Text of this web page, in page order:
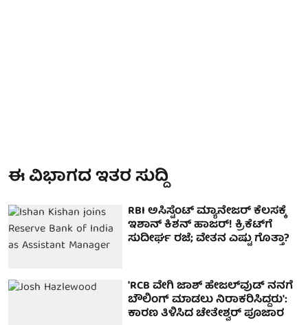
ಈ ವಿಭಾಗದ ಇತರ ಸುದ್ದಿ
RBI ಅಸಿಸ್ಟೆಂಟ್ ಮ್ಯಾನೇಜರ್ ಕೆಲಸಕ್ಕೆ
ಇಶಾನ್ ಕಿಶನ್ ಹಾಜರ್! ಕ್ರಿಕೆಟ್​​ಗೆ
ಸುದೀರ್ಘ ರಜೆ; ವೇತನ ಎಷ್ಟು ಗೊತ್ತಾ?
'RCB ವೇಗಿ ಜಾಶ್ ಹೇಜಲ್‌ವುಡ್ ನನಗೆ
ಬೌಲಿಂಗ್ ಮಾಡಲು ನಿರಾಕರಿಸಿದ್ದರು':
ಕಾರಣ ತಿಳಿಸಿದ ಚೇತೇಶ್ವರ್ ಪೂಜಾರ